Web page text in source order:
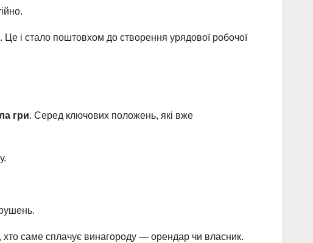
Це і стало поштовхом до створення урядової робочої
гри. Серед ключових положень, які вже
хто саме сплачує винагороду — орендар чи власник.